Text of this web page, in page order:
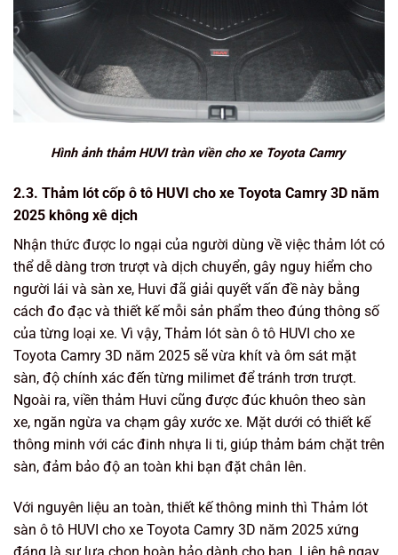
Hình ảnh thảm HUVI tràn viền cho xe Toyota Camry
2.3. Thảm lót cốp ô tô HUVI cho xe Toyota Camry 3D năm
2025 không xê dịch
Nhận thức được lo ngại của người dùng về việc thảm lót có
thể dễ dàng trơn trượt và dịch chuyển, gây nguy hiểm cho
người lái và sàn xe, Huvi đã giải quyết vấn đề này bằng
cách đo đạc và thiết kế mỗi sản phẩm theo đúng thông số
của từng loại xe. Vì vậy, Thảm lót sàn ô tô HUVI cho xe
Toyota Camry 3D năm 2025 sẽ vừa khít và ôm sát mặt
sàn, độ chính xác đến từng milimet để tránh trơn trượt.
Ngoài ra, viền thảm Huvi cũng được đúc khuôn theo sàn
xe, ngăn ngừa va chạm gây xước xe. Mặt dưới có thiết kế
thông minh với các đinh nhựa li ti, giúp thảm bám chặt trên
sàn, đảm bảo độ an toàn khi bạn đặt chân lên.
Với nguyên liệu an toàn, thiết kế thông minh thì Thảm lót
sàn ô tô HUVI cho xe Toyota Camry 3D năm 2025 xứng